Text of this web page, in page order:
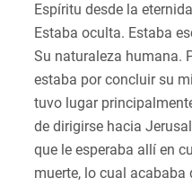
Espíritu desde la
Estaba oculta. Estaba
Su naturaleza humana.
estaba por concluir su
tuvo lugar
de dirigirse hacia
que le esperaba allí en
muerte, lo cual acababa